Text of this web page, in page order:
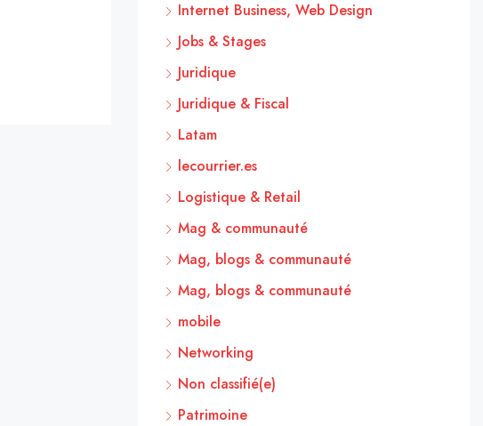
Internet Business, Web Design
Jobs & Stages
Juridique
Juridique & Fiscal
Latam
lecourrier.es
Logistique & Retail
Mag & communauté
Mag, blogs & communauté
Mag, blogs & communauté
mobile
Networking
Non classifié(e)
Patrimoine